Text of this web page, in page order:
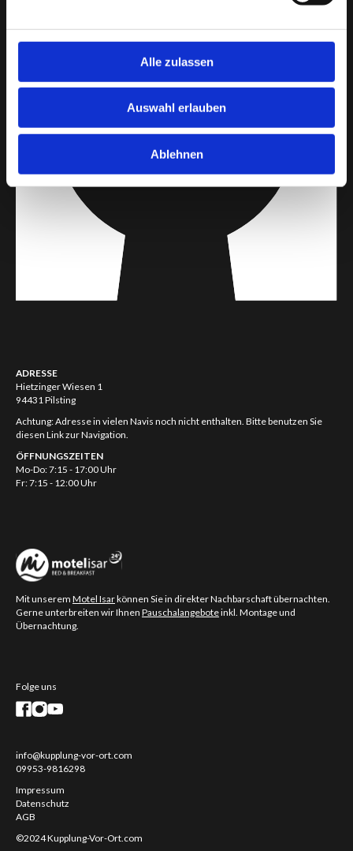
Alle zulassen
Auswahl erlauben
Ablehnen
ADRESSE
Hietzinger Wiesen 1
94431 Pilsting
Achtung: Adresse in vielen Navis noch nicht enthalten. Bitte benutzen Sie
diesen Link zur Navigation.
ÖFFNUNGSZEITEN
Mo-Do: 7:15 - 17:00 Uhr
Fr: 7:15 - 12:00 Uhr
Mit unserem Motel Isarkönnen Sie in direkter Nachbarschaft übernachten.
Gerne unterbreiten wir Ihnen Pauschalangeboteinkl. Montage und
Übernachtung.
Folge uns
info@kupplung-vor-ort.com
09953-9816298
Impressum
Datenschutz
AGB
©2024 Kupplung-Vor-Ort.com